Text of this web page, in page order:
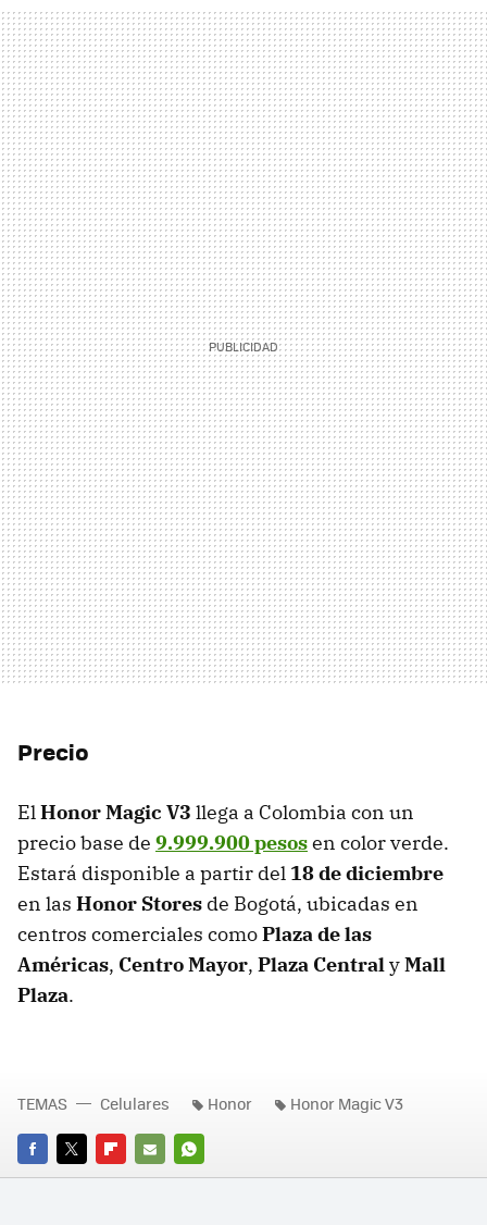
Precio
ElHonor Magic V3 llega a Colombia con un
precio base de 9.999.900 pesosen color verde.
Estará disponible a partir del 18 de diciembre
en las Honor Stores de Bogotá, ubicadas en
centros comerciales comoPlaza de las
Américas, Centro Mayor, Plaza CentralyMall
Plaza.
FACEBOOK
TWITTERFLIPBOARD
E-
WHATSAPP
TEMAS Celulares Honor Honor Magic V3